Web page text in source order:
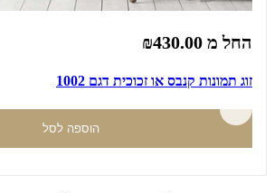
החל מ ₪430.00
זוג תמונות קנבס או זכוכית דגם 1002
הוספה לסל